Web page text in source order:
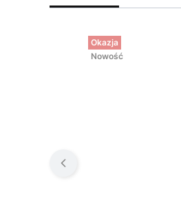
Okazja
Nowość